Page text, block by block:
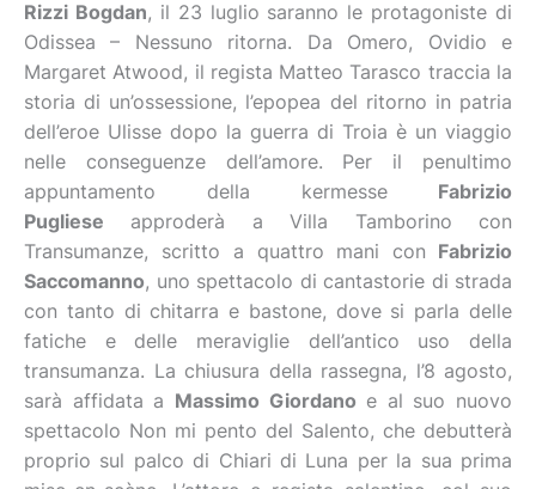
Rizzi Bogdan, il 23 luglio saranno le protagoniste di
Odissea – Nessuno ritorna. Da Omero, Ovidio e
Margaret Atwood, il regista Matteo Tarasco traccia la
storia di un’ossessione, l’epopea del ritorno in patria
dell’eroe Ulisse dopo la guerra di Troia è un viaggio
nelle conseguenze dell’amore. Per il penultimo
appuntamento della kermesse Fabrizio
Pugliese approderà a Villa Tamborino con
Transumanze, scritto a quattro mani con Fabrizio
Saccomanno, uno spettacolo di cantastorie di strada
con tanto di chitarra e bastone, dove si parla delle
fatiche e delle meraviglie dell’antico uso della
transumanza. La chiusura della rassegna, l’8 agosto,
sarà affidata a Massimo Giordano e al suo nuovo
spettacolo Non mi pento del Salento, che debutterà
proprio sul palco di Chiari di Luna per la sua prima